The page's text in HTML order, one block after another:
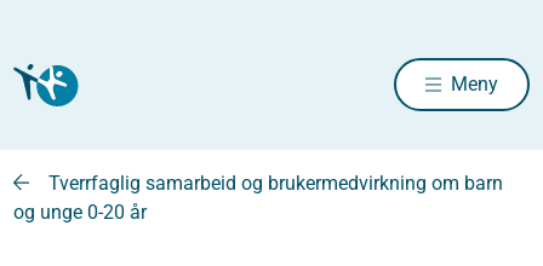
Meny
Tverrfaglig samarbeid og brukermedvirkning om barn
og unge 0-20 år